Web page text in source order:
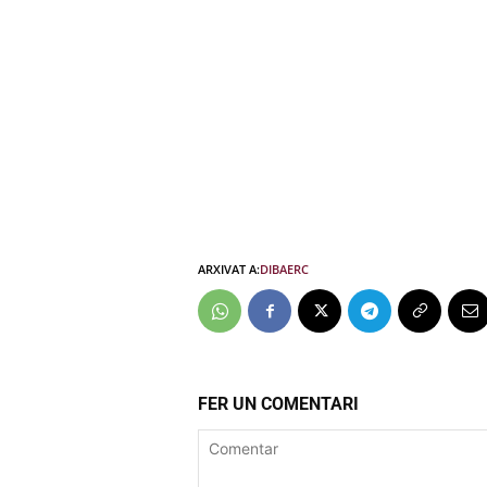
ARXIVAT A:DIBAERC
FER UN COMENTARI